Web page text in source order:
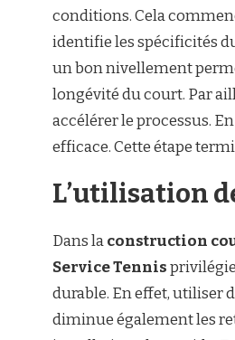
RAPIDEMENT
conditions. Cela
identifie les spécificités
un bon nivellement
longévité du court. Par
accélérer le processus.
efficace. Cette étape
L’utilisation
Dans laconstruction
Service Tennis
durable. En effet, utiliser
diminue également les